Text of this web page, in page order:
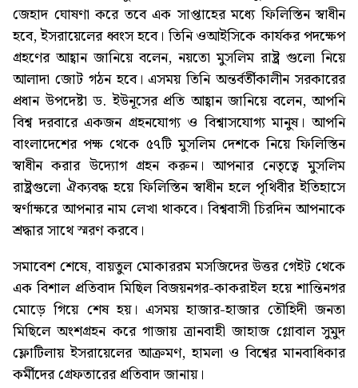
জেহাদ ঘোষণা করে তবে এক সাপ্তাহের মধ্যে ফিলিস্তিন স্বাধীন
হবে, ইসরায়েলের ধ্বংস হবে। তিনি ওআইসিকে কার্যকর পদক্ষেপ
গ্রহণের আহ্বান জানিয়ে বলেন, নয়তো মুসলিম রাষ্ট্র গুলো নিয়ে
আলাদা জোট গঠন হবে। এসময় তিনি অন্তর্বর্তীকালীন সরকারের
প্রধান উপদেষ্টা ড. ইউনূসের প্রতি আহ্বান জানিয়ে বলেন, আপনি
বিশ্ব দরবারে একজন গ্রহনযোগ্য ও বিশ্বাসযোগ্য মানুষ। আপনি
বাংলাদেশের পক্ষ থেকে ৫৭টি মুসলিম দেশকে নিয়ে ফিলিস্তিন
স্বাধীন করার উদ্যোগ গ্রহন করুন। আপনার নেতৃত্বে মুসলিম
রাষ্ট্রগুলো ঐক্যবদ্ধ হয়ে ফিলিস্তিন স্বাধীন হলে পৃথিবীর ইতিহাসে
স্বর্ণাক্ষরে আপনার নাম লেখা থাকবে। বিশ্ববাসী চিরদিন আপনাকে
শ্রদ্ধার সাথে স্মরণ করবে।
সমাবেশ শেষে, বায়তুল মোকাররম মসজিদের উত্তর গেইট থেকে
এক বিশাল প্রতিবাদ মিছিল বিজয়নগর-কাকরাইল হয়ে শান্তিনগর
মোড়ে গিয়ে শেষ হয়। এসময় হাজার-হাজার তৌহিদী জনতা
মিছিলে অংশগ্রহন করে গাজায় ত্রানবাহী জাহাজ গ্লোবাল সুমুদ
ফ্লোটিলায় ইসরায়েলের আক্রমণ, হামলা ও বিশ্বের মানবাধিকার
কর্মীদের গ্রেফতারের প্রতিবাদ জানায়।